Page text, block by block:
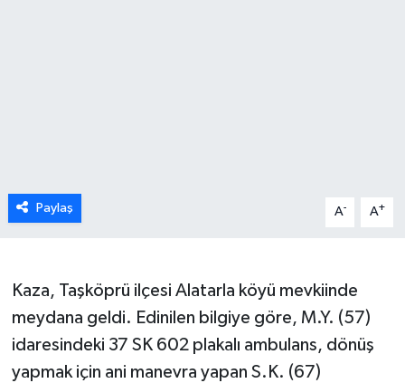
Paylaş A- A+
Kaza, Taşköprü ilçesi Alatarla köyü mevkiinde
meydana geldi. Edinilen bilgiye göre, M.Y. (57)
idaresindeki 37 SK 602 plakalı ambulans, dönüş
yapmak için ani manevra yapan S.K. (67)